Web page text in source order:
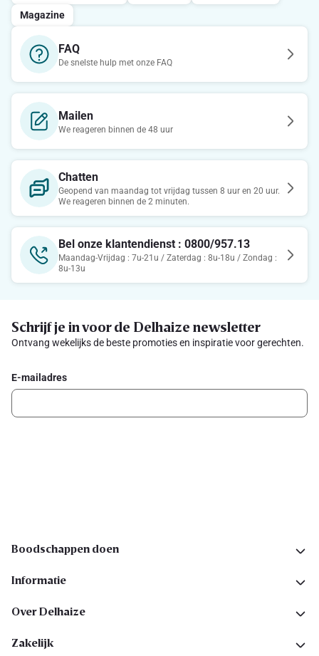
Magazine
FAQ
De snelste hulp met onze FAQ
Mailen
We reageren binnen de 48 uur
Chatten
Geopend van maandag tot vrijdag tussen 8 uur en 20 uur.
We reageren binnen de 2 minuten.
Bel onze klantendienst : 0800/957.13
Maandag-Vrijdag : 7u-21u / Zaterdag : 8u-18u / Zondag :
8u-13u
Schrijf je in voor de Delhaize newsletter
Ontvang wekelijks de beste promoties en inspiratie voor gerechten.
E-mailadres
Boodschappen doen
Informatie
Over Delhaize
Zakelijk